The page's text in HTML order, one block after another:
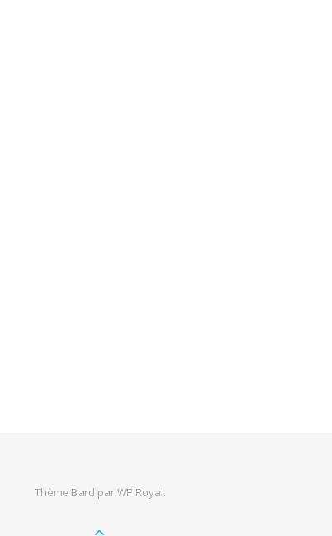
Thème Bard parWP Royal.